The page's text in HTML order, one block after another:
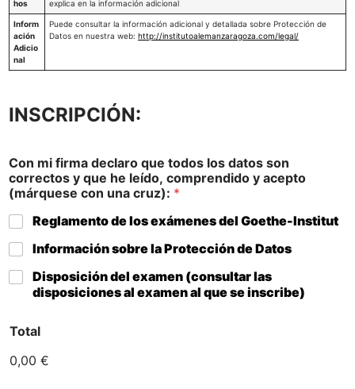
hos
explica en la información adicional
Inform
ación
Adicio
nal
Puede consultar la información adicional y detallada sobre Protección de
Datos en nuestra web: http://institutoalemanzaragoza.com/legal/
INSCRIPCIÓN:
Con mi firma declaro que todos los datos son
correctos y que he leído, comprendido y acepto
(márquese con una cruz): *
Reglamento de los exámenes del Goethe-Institut
Información sobre la Protección de Datos
Disposición del examen (consultar las
disposiciones al examen al que se inscribe)
Total
0,00 €